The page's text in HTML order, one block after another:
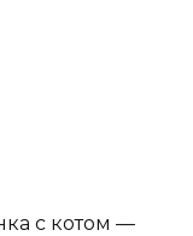
с котом —